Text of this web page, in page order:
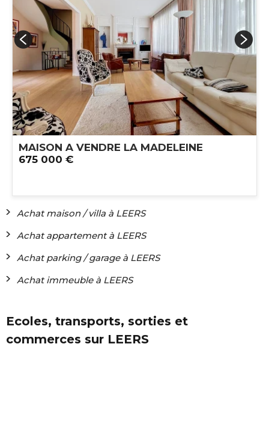
MAISON A VENDRE LA MADELEINE
675 000 €
Achat maison / villa à LEERS
Achat appartement à LEERS
Achat parking / garage à LEERS
Achat immeuble à LEERS
Ecoles, transports, sorties et
commerces sur LEERS